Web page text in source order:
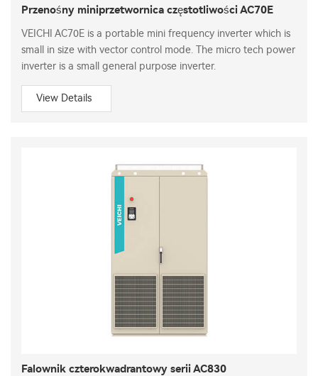
Przenośny miniprzetwornica częstotliwości AC70E
VEICHI AC70E is a portable mini frequency inverter which is
small in size with vector control mode. The micro tech power
inverter is a small general purpose inverter.
View Details
Falownik czterokwadrantowy serii AC830